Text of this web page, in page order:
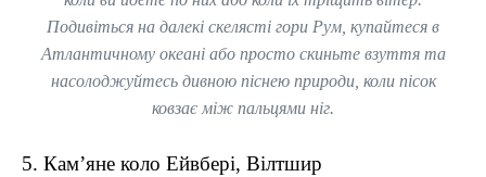
Подивіться на далекі скелясті гори Рум, купайтеся в
Атлантичному океані або просто скиньте взуття та
насолоджуйтесь дивною піснею природи, коли пісок
ковзає між пальцями ніг.
5. Кам’яне коло Ейвбері, Вілтшир